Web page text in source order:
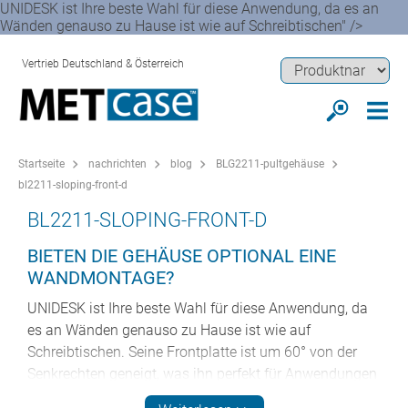
UNIDESK ist Ihre beste Wahl für diese Anwendung, da es an
Wänden genauso zu Hause ist wie auf Schreibtischen" />
Vertrieb Deutschland & Österreich
Startseite nachrichten blog
BLG2211-pultgehäuse
bl2211-sloping-front-d
BL2211-SLOPING-FRONT-D
BIETEN DIE GEHÄUSE OPTIONAL EINE
WANDMONTAGE?
UNIDESK ist Ihre beste Wahl für diese Anwendung, da
es an Wänden genauso zu Hause ist wie auf
Schreibtischen. Seine Frontplatte ist um 60° von der
Senkrechten geneigt, was ihn perfekt für Anwendungen
wie Zugangskontrolle macht. Wandmontagesätze sind